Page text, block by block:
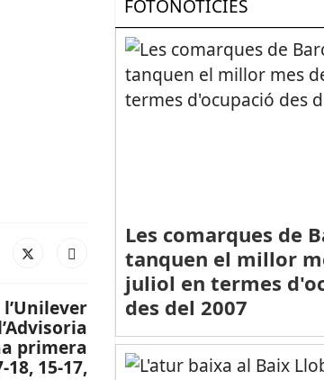
primera
15-17,
FOTONOTÍCIES
Les comarques de
tanquen el millor
juliol en termes
des del 2007